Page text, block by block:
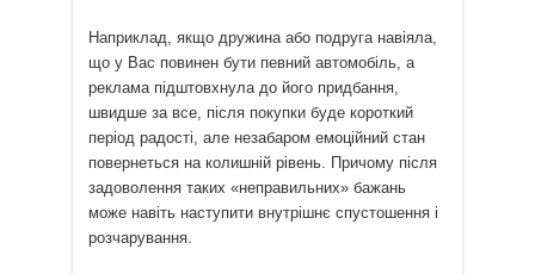
Наприклад, якщо дружина або подруга навіяла,
що у Вас повинен бути певний автомобіль, а
реклама підштовхнула до його придбання,
швидше за все, після покупки буде короткий
період радості, але незабаром емоційний стан
повернеться на колишній рівень. Причому після
задоволення таких «неправильних» бажань
може навіть наступити внутрішнє спустошення і
розчарування.